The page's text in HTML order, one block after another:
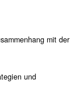
mit der
und